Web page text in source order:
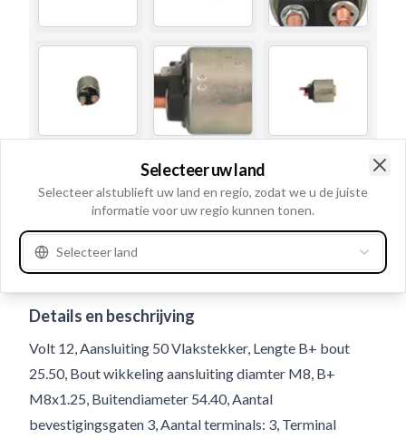
Gebruiksnummer234389
Details en beschrijving
Volt 12, Aansluiting 50 Vlakstekker, Lengte B+ bout
25.50, Bout wikkeling aansluiting diamter M8, B+
M8x1.25, Buitendiameter 54.40, Aantal
bevestigingsgaten 3, Aantal terminals: 3, Terminal
Selecteer uw land
Selecteer alstublieft uw land en regio, zodat we u de juiste
informatie voor uw regio kunnen tonen.
Selecteer land